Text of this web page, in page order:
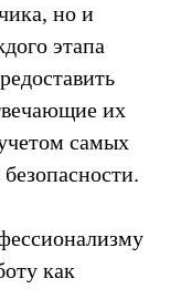
но и
этапа
их
самых
как